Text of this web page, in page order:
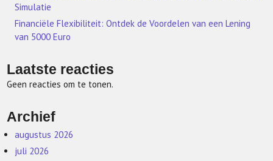
Simulatie
Financiële Flexibiliteit: Ontdek de Voordelen van een Lening
van 5000 Euro
Laatste reacties
Geen reacties om te tonen.
Archief
augustus 2026
juli 2026